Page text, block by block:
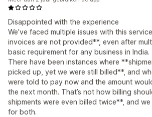
Disappointed with the experience
We’ve faced multiple issues with this
invoices are not provided**, even after
basic requirement for any business in India.
There have been instances where
picked up, yet we were still billed**, and
were told to pay now and the amount
the next month. That’s not how billing
shipments were even billed twice**, and
for both.